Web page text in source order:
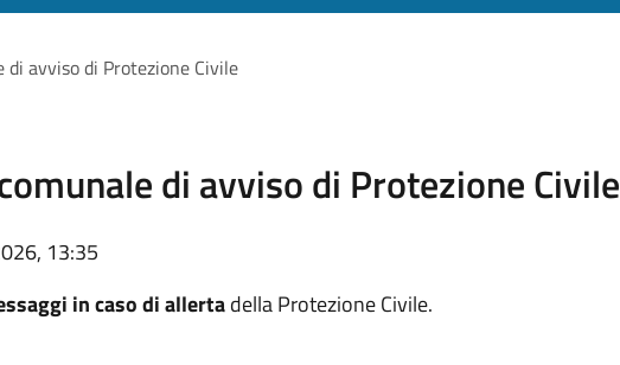
avviso di Protezione Civile
di avviso di Protezione Civile
13:35
in caso di allertadella Protezione Civile.